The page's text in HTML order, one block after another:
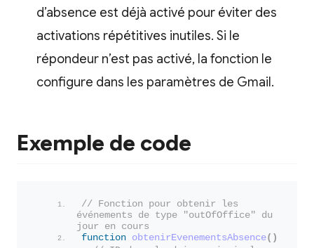
d’absence est déjà activé pour éviter des
activations répétitives inutiles. Si le
répondeur n’est pas activé, la fonction le
configure dans les paramètres de Gmail.
Exemple de code
// Fonction pour obtenir les
événements de type "outOfOffice" du
jour en cours
function obtenirEvenementsAbsence( )